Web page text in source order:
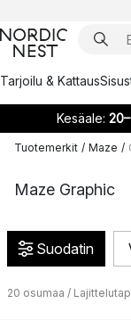
Tarjoilu & Kattaus
Kesäale:
Tuotemerkit / Maze /
Maze Graphic
Suodatin
20 osumaa /